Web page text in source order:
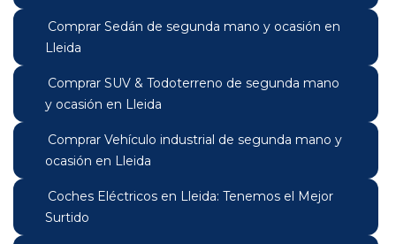
Comprar Sedán de segunda mano y ocasión en
Lleida
Comprar SUV & Todoterreno de segunda mano
y ocasión en Lleida
Comprar Vehículo industrial de segunda mano y
ocasión en Lleida
Coches Eléctricos en Lleida: Tenemos el Mejor
Surtido